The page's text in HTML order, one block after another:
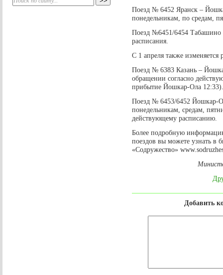
Поезд № 6452 Яранск –
понедельникам, по средам,
Поезд №6451/6454 Табашино
расписания.
С 1 апреля также
Поезд № 6383 Казань –
обращении согласно
прибытие Йошкар-Ола 12:33).
Поезд № 6453/6452 Йошкар-
понедельникам, средам,
действующему расписанию.
Более подробную
поездов вы можете узнать в
«Содружество»
Добавить